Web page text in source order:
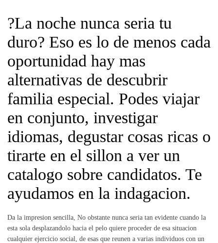
?La noche nunca seri­a tu
duro? Eso es lo de menos cada
oportunidad hay mas
alternativas de descubrir
familia especial. Podes viajar
en conjunto, investigar
idiomas, degustar cosas ricas o
tirarte en el sillon a ver un
catalogo sobre candidatos. Te
ayudamos en la indagacion.
Da la impresion sencilla, No obstante nunca seri­a tan evidente cuando la
esta sola desplazandolo hacia el pelo quiere proceder de esa situacion
cualquier ejercicio social, de esas que reunen a varias individuos con un